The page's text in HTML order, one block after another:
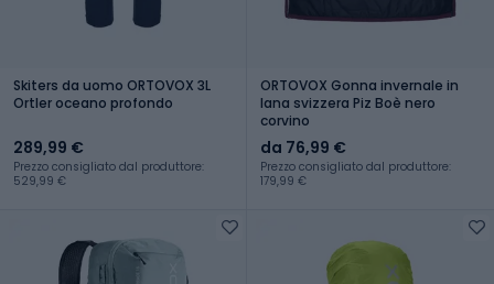
Skiters da uomo ORTOVOX 3L
Ortler oceano profondo
289,99 €
Prezzo consigliato dal produttore:
529,99 €
ORTOVOX Gonna invernale in
lana svizzera Piz Boè nero
corvino
da 76,99 €
Prezzo consigliato dal produttore:
179,99 €